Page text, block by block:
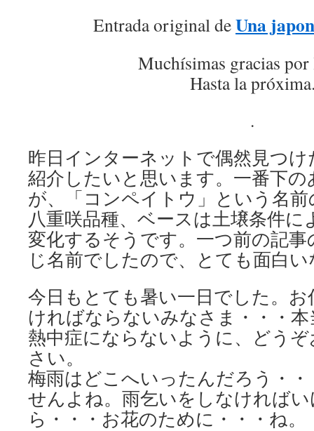
Entrada original deUna
Muchísimas gracias por
Hasta la
.
昨日インターネットで偶然見つ
紹介したいと思います。一番下
が、「コンペイトウ」という名
八重咲品種、ベースは土壌条件
変化するそうです。一つ前の記
じ名前でしたので、とても面白
今日もとても暑い一日でした。
ければならないみなさま・・・
熱中症にならないように、どう
さい。
梅雨はどこへいったんだろう・
せんよね。雨乞いをしなければ
ら・・・お花のために・・・ね。